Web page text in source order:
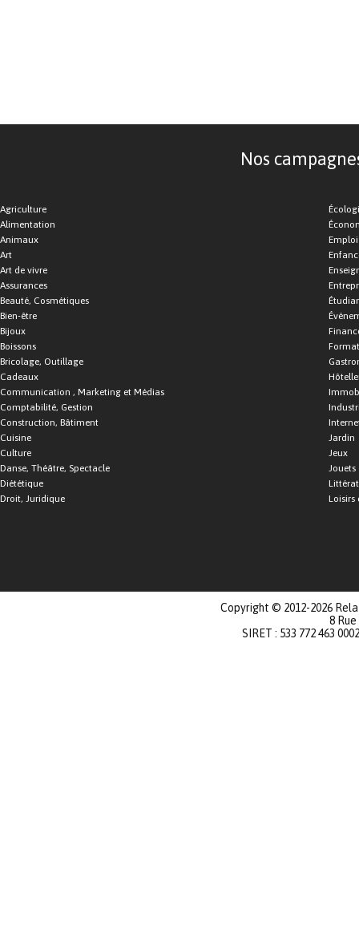
Nos
Agriculture
Alimentation
Animaux
Art
Art de vivre
Assurances
Beauté, Cosmétiques
Bien-être
Bijoux
Boissons
Bricolage, Outillage
Cadeaux
Communication , Marketing et Médias
Comptabilité, Gestion
Construction, Bâtiment
Cuisine
Culture
Danse, Théâtre, Spectacle
Diététique
Droit, Juridique
Emploi
Jardin
Jeux
Jouets
Loisirs
Copyright © 2012-2026
8
SIRET : 533 772 463